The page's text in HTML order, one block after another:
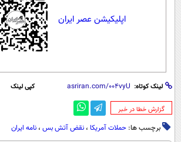
اپلیکیشن عصر ایران
لینک کوتاه: کپی لینک
‌گزارش خطا در خبر
برچسب ها: حملات آمریکا ، نقض آتش بس ، نامه ایران